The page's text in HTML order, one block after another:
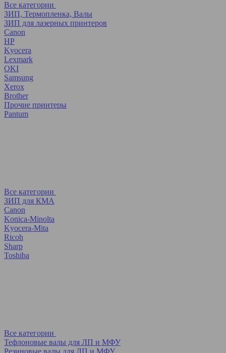
Все категории
ЗИП, Термопленка, Валы
ЗИП для лазерных принтеров
Canon
HP
Kyocera
Lexmark
OKI
Samsung
Xerox
Brother
Прочие принтеры
Pantum
Все категории
ЗИП для КМА
Canon
Konica-Minolta
Kyocera-Mita
Ricoh
Sharp
Toshiba
Все категории
Тефлоновые валы для ЛП и МФУ
Резиновые валы для ЛП и МФУ